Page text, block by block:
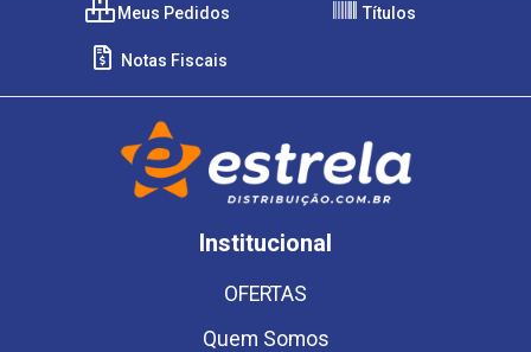
Meus Pedidos Títulos
Notas Fiscais
Institucional
OFERTAS
Quem Somos